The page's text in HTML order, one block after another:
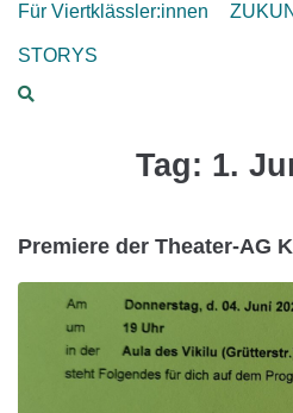
Für Viertklässler:innen
STORYS
Tag: 1.
Premiere der Theater-AG